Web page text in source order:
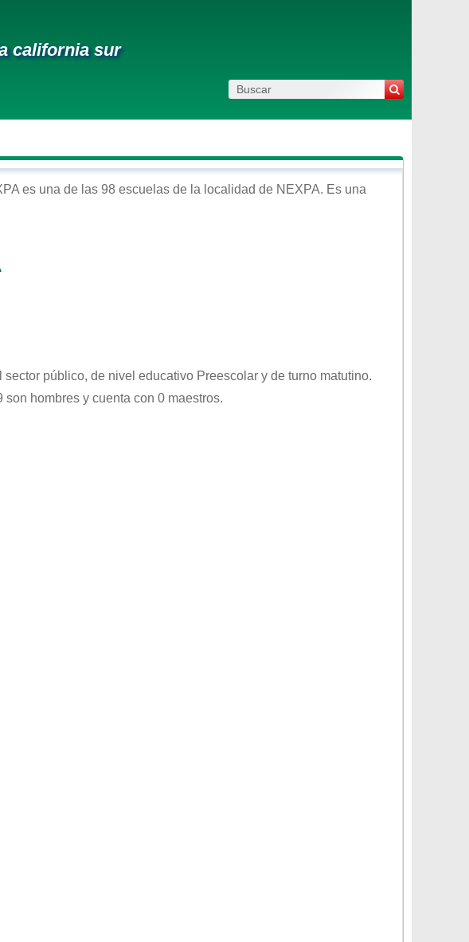
california sur
es una de las 98 escuelas de la localidad de NEXPA. Es una
sector público, de nivel educativo Preescolar y de turno matutino.
hombres y cuenta con 0 maestros.